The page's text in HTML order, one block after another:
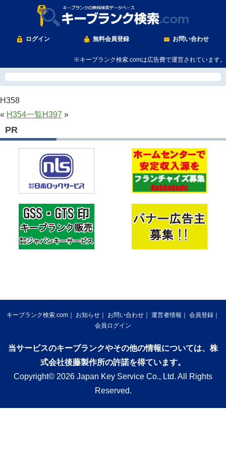
ログイン 無料会員登録 お問い合わせ
※キーブランク検索.comは広告費で運営されています。
H358
« H354一覧H397 »
PR
キーブランク検索.com お知らせ お問い合わせ 運営者情報
会員登録
会員ログイン
当サービスのキーブランクやその他の情報については、株
式会社後藤製作所の許諾を得ています。
Copyright© 2026 Japan Key Service Co., Ltd. All Rights
Reserved.